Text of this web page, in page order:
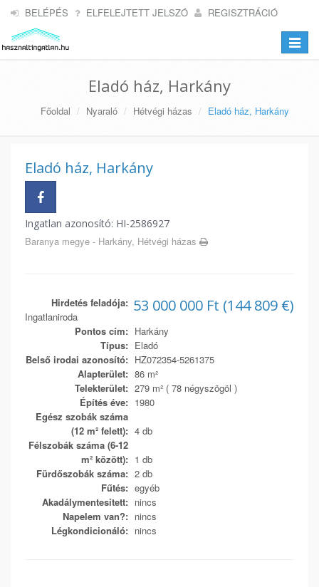
BELÉPÉS ELFELEJTETT JELSZÓ REGISZTRÁCIÓ
Toggle
Eladó ház, Harkány
Főoldal Nyaraló Hétvégi házas Eladó ház, Harkány
Eladó ház, Harkány
Ingatlan azonosító: HI-2586927
Baranya megye - Harkány, Hétvégi házas
53 000 000 Ft (144 809 €)
Hirdetés feladója:
Ingatlaniroda
Pontos cím: Harkány
Típus: Eladó
Belső irodai azonosító: HZ072354-5261375
Alapterület: 86 m²
Telekterület: 279 m² ( 78 négyszögöl )
Építés éve: 1980
Egész szobák száma
(12 m² felett): 4 db
Félszobák száma (6-12
m² között): 1 db
Fürdőszobák száma: 2 db
Fűtés: egyéb
Akadálymentesített: nincs
Napelem van?: nincs
Légkondicionáló: nincs